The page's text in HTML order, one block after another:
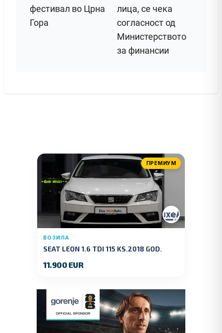
фестивал во Црна
Гора
лица, се чека
согласност од
Министерството
за финансии
ПРЕМИУМ
ВОЗИЛА
SEAT LEON 1.6 TDI 115 KS.2018 GOD.
11.900 EUR